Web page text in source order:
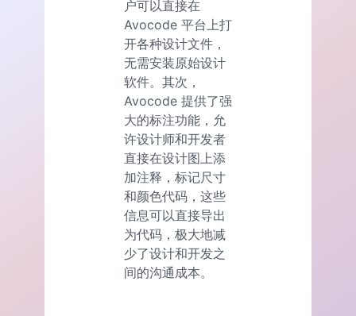
户可以直接在
Avocode 平台上打
开各种设计文件，
无需安装原始设计
软件。其次，
Avocode 提供了强
大的标注功能，允
许设计师和开发者
直接在设计图上添
加注释，标记尺寸
和颜色代码，这些
信息可以直接导出
为代码，极大地减
少了设计和开发之
间的沟通成本。